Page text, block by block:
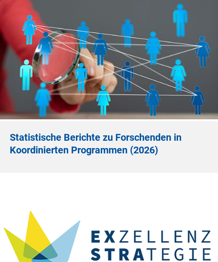
Statistische Berichte zu Forschenden in
Koordinierten Programmen (2026)